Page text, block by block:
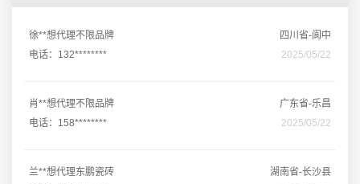
徐**想代理不限品牌
四川省-阆中
电话：132********
2025/05/22
肖**想代理不限品牌
广东省-乐昌
电话：158********
2025/05/22
兰**想代理东鹏瓷砖
湖南省-长沙县